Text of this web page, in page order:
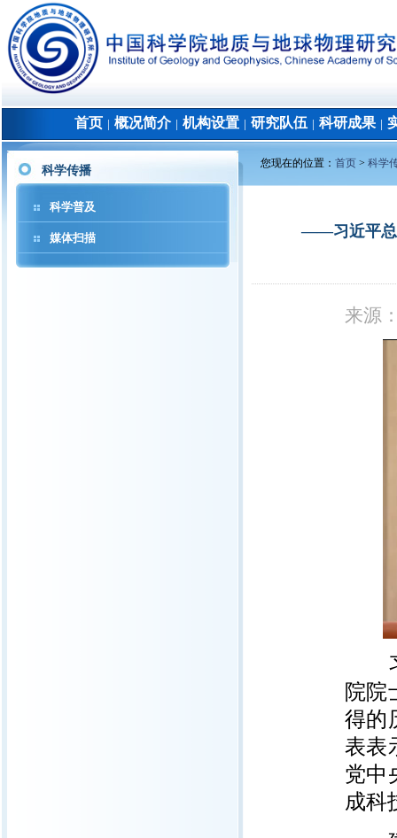
首页 概况简介│ 机构设置 研究队伍 科研成果│
科学传播
科学普及
媒体扫描
您现在的位置： 首页 > 科学
——习近平总
来源
习
院院
得的
表表
党中
成科